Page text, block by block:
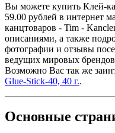
Вы можете купить Клей-
59.00 рублей в интернет
канцтоваров - Tim -
описаниями, а также
фотографии и отзывы
ведущих мировых брендов
Возможно Вас так же
Glue-Stick-40, 40 г..
Основные